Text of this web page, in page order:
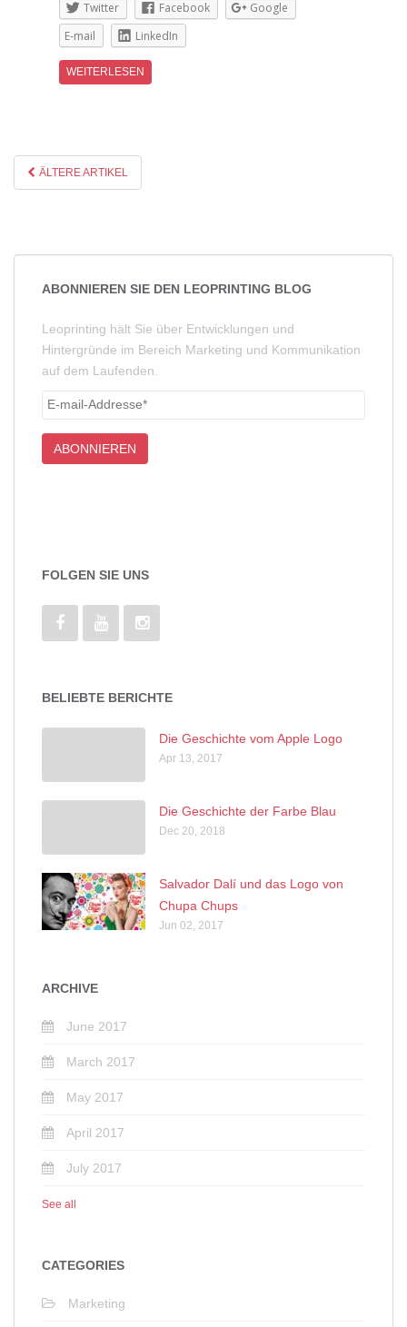
Twitter Facebook
Google
E-mail
LinkedIn
WEITERLESEN
ÄLTERE ARTIKEL
ABONNIEREN SIE DEN LEOPRINTING BLOG
Leoprinting hält Sie über Entwicklungen und
Hintergründe im Bereich Marketing und Kommunikation
auf dem Laufenden.
FOLGEN SIE UNS
BELIEBTE BERICHTE
Die Geschichte vom Apple Logo
Apr 13, 2017
Die Geschichte der Farbe Blau
Dec 20, 2018
Salvador Dalí und das Logo von
Chupa Chups
Jun 02, 2017
ARCHIVE
June 2017
March 2017
May 2017
April 2017
July 2017
See all
CATEGORIES
Marketing